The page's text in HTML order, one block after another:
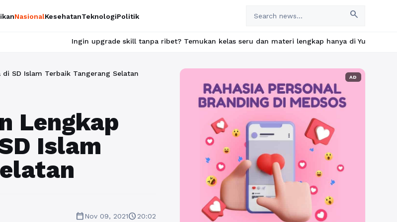
NasionalKesehatanTeknologiPolitik search
Ingin upgrade skill tanpa ribet? Temukan kelas seru dan materi lengkap hanya di YukBelajar.com. Mulai
SD Islam Terbaik Tangerang Selatan
Lengkap
Islam
calendar_todayNov 09, 2021schedule20:02
AD